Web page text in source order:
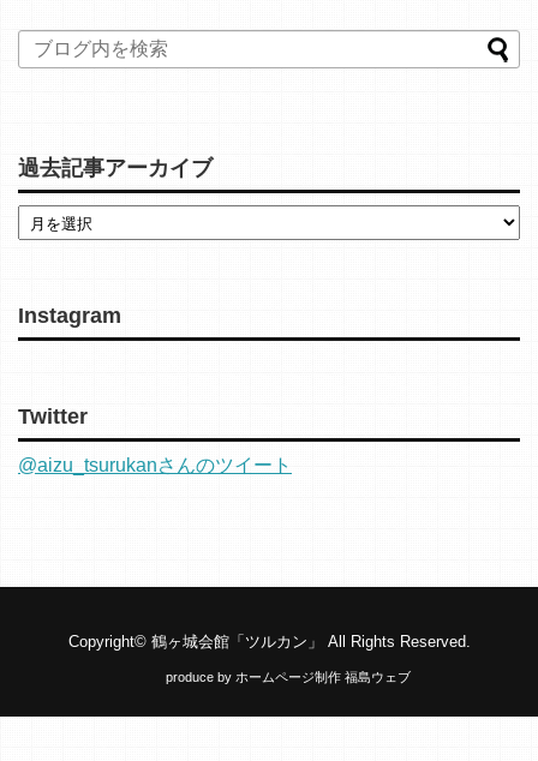
過去記事アーカイブ
Instagram
Twitter
@aizu_tsurukanさんのツイート
Copyright© 鶴ヶ城会館「ツルカン」 All Rights Reserved.
produce by ホームページ制作 福島ウェブ